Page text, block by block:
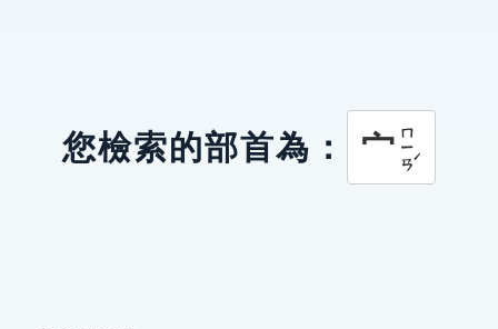
您檢索的部首為： 宀ㄇㄧㄢˊ